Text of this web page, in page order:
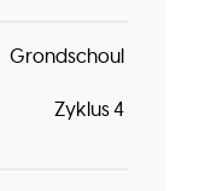
Grondschoul
Zyklus 4